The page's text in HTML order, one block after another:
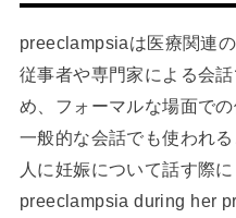
preeclampsiaは医療関連
従事者や専門家による会
め、フォーマルな場面で
一般的な会話でも使われ
人に妊娠について話す際
preeclampsia during her